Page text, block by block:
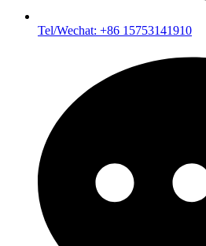
Tel/Wechat: +86 15753141910